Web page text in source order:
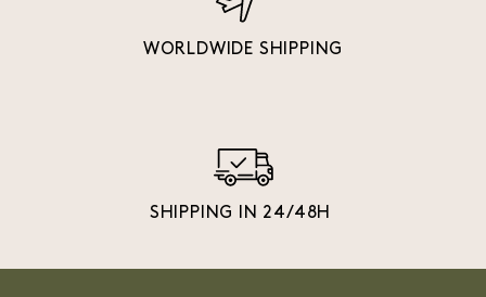
WORLDWIDE SHIPPING
SHIPPING IN 24/48H